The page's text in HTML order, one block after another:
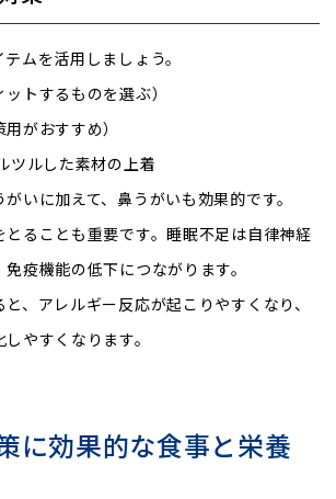
ムを活用しましょう。
トするものを選ぶ）
がおすすめ）
ツルした素材の上着
いに加えて、鼻うがいも効果的です。
とることも重要です。睡眠不足は自律神経
疫機能の低下につながります。
、アレルギー反応が起こりやすくなり、
やすくなります。
に効果的な食事と栄養